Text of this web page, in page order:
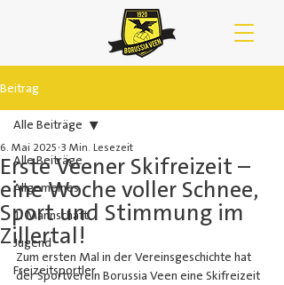
Beitrag
Alle Beiträge
Allgemeines
1. Mannschaft
Jugend
Freizeitsportler
Alle Beiträge
Erste Veener Skifreizeit –
eine Woche voller Schnee,
Sport und Stimmung im
Zillertal!
6. Mai 2025 3 Min. Lesezeit
Zum ersten Mal in der Vereinsgeschichte hat
der Sportverein Borussia Veen eine Skifreizeit